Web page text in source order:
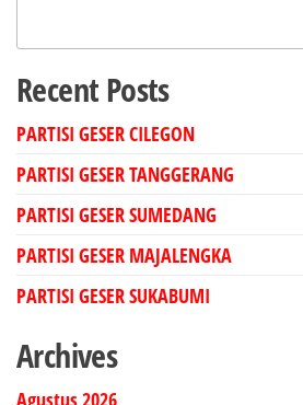
Recent Posts
PARTISI GESER CILEGON
PARTISI GESER TANGGERANG
PARTISI GESER SUMEDANG
PARTISI GESER MAJALENGKA
PARTISI GESER SUKABUMI
Archives
Agustus 2026